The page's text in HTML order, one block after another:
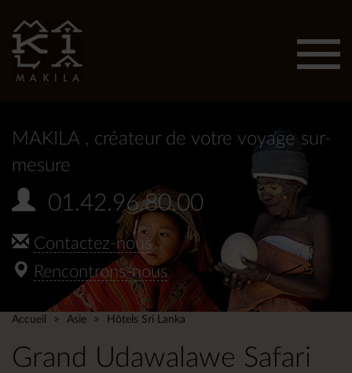
MAKILA , créateur de votre voyage sur-
mesure
01.42.96.80.00
Contactez-nous
Rencontrons-nous
Accueil Asie Hôtels Sri Lanka
Grand Udawalawe Safari